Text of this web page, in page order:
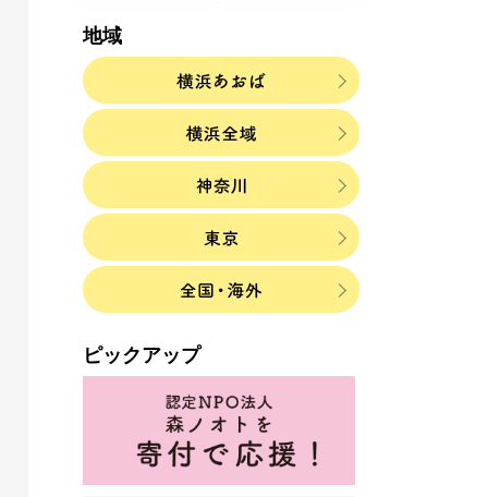
地域
ピックアップ